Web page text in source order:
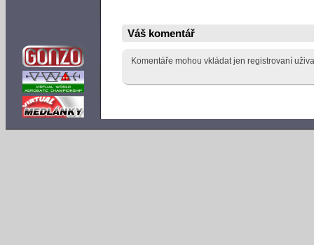
Váš komentář
Komentáře mohou vkládat jen registrovaní